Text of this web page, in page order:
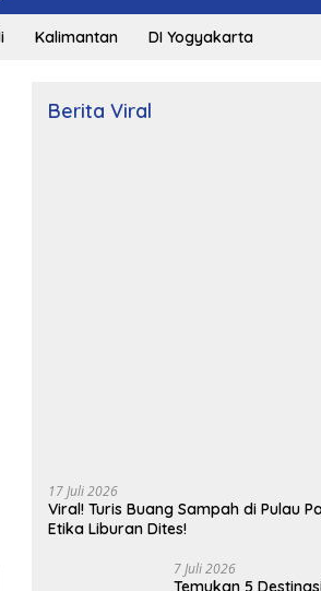
Kalimantan DI Yogyakarta
Berita Viral
17 Juli 2026
Viral! Turis Buang Sampah di Pulau
Etika Liburan Dites!
7 Juli 2026
Temukan 5